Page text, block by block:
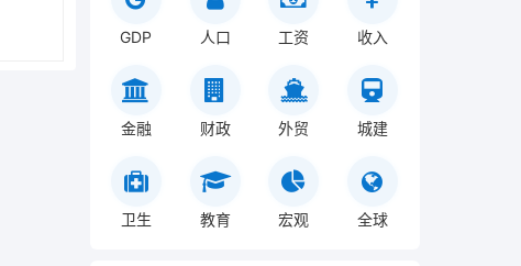
GDP 人口 工资 收入
金融 财政 外贸 城建
卫生 教育 宏观 全球